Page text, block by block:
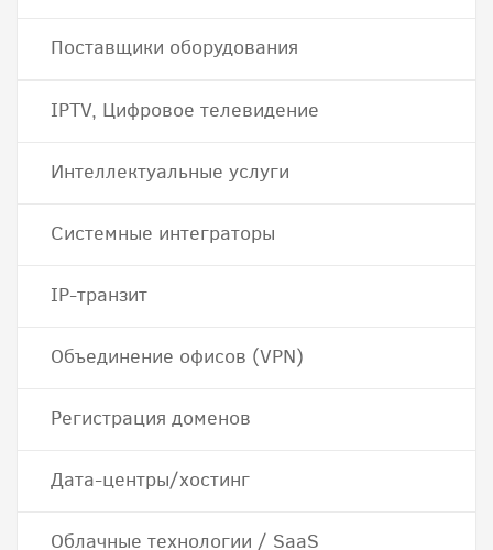
Поставщики оборудования
IPTV, Цифровое телевидение
Интеллектуальные услуги
Системные интеграторы
IP-транзит
Объединение офисов (VPN)
Регистрация доменов
Дата-центры/хостинг
Облачные технологии / SaaS